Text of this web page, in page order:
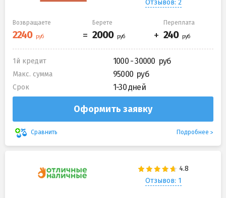
Отзывов: 2
Возвращаете Берете Переплата
1й кредит 1000 - 30000
Макс. сумма 95000
Срок 1-30 дней
Оформить заявку
Сравнить Подробнее
Отзывов: 1